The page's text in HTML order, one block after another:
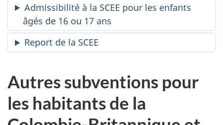
Admissibilité à la SCEE pour les enfants
âgés de 16 ou 17 ans
Report de la SCEE
Autres subventions pour
les habitants de la